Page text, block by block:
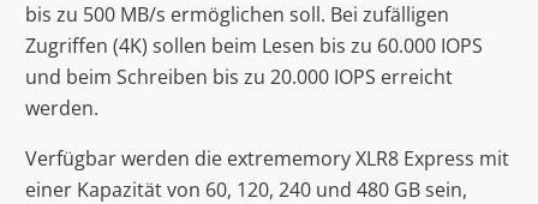
bis zu 500 MB/s ermöglichen soll. Bei zufälligen
Zugriffen (4K) sollen beim Lesen bis zu 60.000 IOPS
und beim Schreiben bis zu 20.000 IOPS erreicht
werden.
Verfügbar werden die extrememory XLR8 Express mit
einer Kapazität von 60, 120, 240 und 480 GB sein,